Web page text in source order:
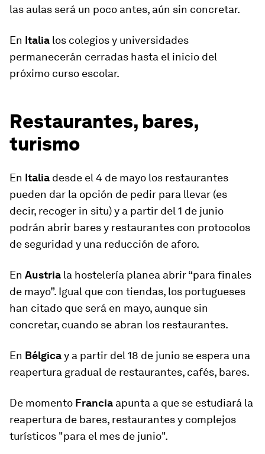
las aulas será un poco antes, aún sin concretar.
En Italia los colegios y universidades
permanecerán cerradas hasta el inicio del
próximo curso escolar.
Restaurantes, bares,
turismo
En Italia desde el 4 de mayo los restaurantes
pueden dar la opción de pedir para llevar (es
decir, recoger in situ) y a partir del 1 de junio
podrán abrir bares y restaurantes con protocolos
de seguridad y una reducción de aforo.
En Austria la hostelería planea abrir “para finales
de mayo”. Igual que con tiendas, los portugueses
han citado que será en mayo, aunque sin
concretar, cuando se abran los restaurantes.
En Bélgicay a partir del 18 de junio se espera una
reapertura gradual de restaurantes, cafés, bares.
De momento Francia apunta a que se estudiará la
reapertura de bares, restaurantes y complejos
turísticos "para el mes de junio".